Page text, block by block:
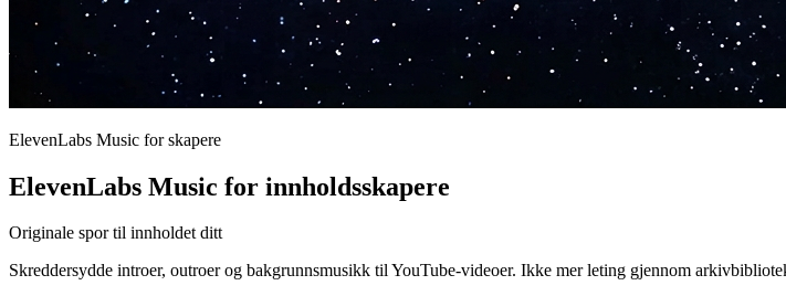
ElevenLabs Music for skapere
ElevenLabs Music for innholdsskapere
Originale spor til innholdet ditt
Skreddersydde introer, outroer og bakgrunnsmusikk til YouTube-videoer. Ikke mer leting gjennom